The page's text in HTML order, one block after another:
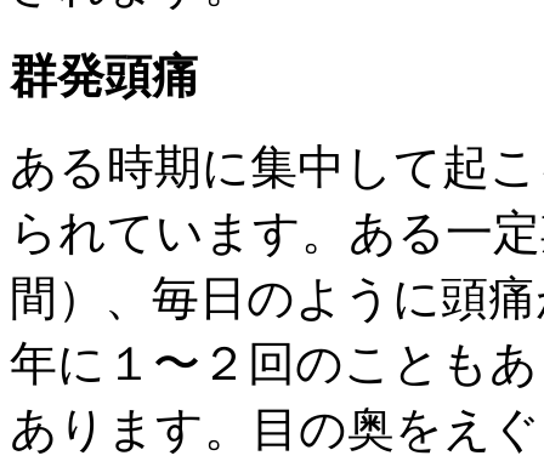
群発頭痛
ある時期に集中して起
られています。ある一
間）、毎日のように頭
年に１〜２回のことも
あります。目の奥をえ